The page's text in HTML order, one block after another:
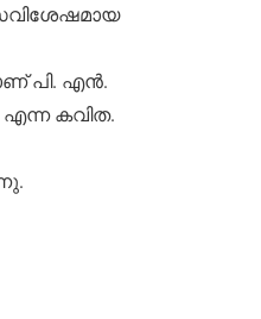
പി. എന്‍.
കവിത.